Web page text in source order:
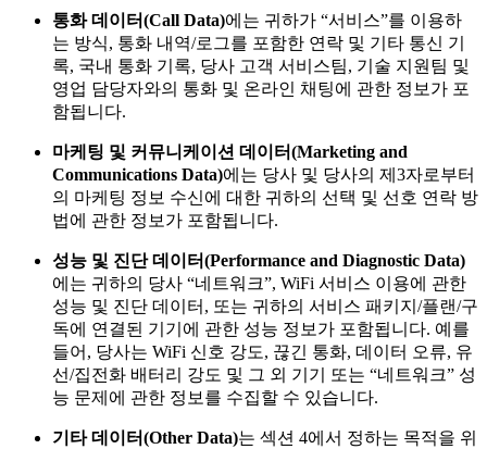
통화 데이터(Call Data)에는 귀하가 “서비스”를 이용하
는 방식, 통화 내역/로그를 포함한 연락 및 기타 통신 기
록, 국내 통화 기록, 당사 고객 서비스팀, 기술 지원팀 및
영업 담당자와의 통화 및 온라인 채팅에 관한 정보가 포
함됩니다.
마케팅 및 커뮤니케이션 데이터(Marketing and
Communications Data)에는 당사 및 당사의 제3자로부터
의 마케팅 정보 수신에 대한 귀하의 선택 및 선호 연락 방
법에 관한 정보가 포함됩니다.
성능 및 진단 데이터(Performance and Diagnostic Data)
에는 귀하의 당사 “네트워크”, WiFi 서비스 이용에 관한
성능 및 진단 데이터, 또는 귀하의 서비스 패키지/플랜/구
독에 연결된 기기에 관한 성능 정보가 포함됩니다. 예를
들어, 당사는 WiFi 신호 강도, 끊긴 통화, 데이터 오류, 유
선/집전화 배터리 강도 및 그 외 기기 또는 “네트워크” 성
능 문제에 관한 정보를 수집할 수 있습니다.
기타 데이터(Other Data)는 섹션 4에서 정하는 목적을 위